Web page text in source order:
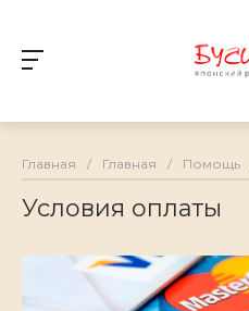
Главная / Главная / Помощь
Условия оплаты